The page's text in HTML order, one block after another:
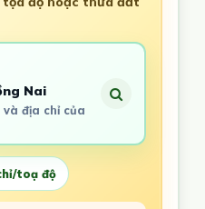
Nai
địa chỉ của
toạ độ